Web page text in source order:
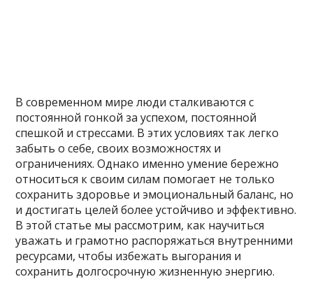
В современном мире люди сталкиваются с
постоянной гонкой за успехом, постоянной
спешкой и стрессами. В этих условиях так легко
забыть о себе, своих возможностях и
ограничениях. Однако именно умение бережно
относиться к своим силам помогает не только
сохранить здоровье и эмоциональный баланс, но
и достигать целей более устойчиво и эффективно.
В этой статье мы рассмотрим, как научиться
уважать и грамотно распоряжаться внутренними
ресурсами, чтобы избежать выгорания и
сохранить долгосрочную жизненную энергию.